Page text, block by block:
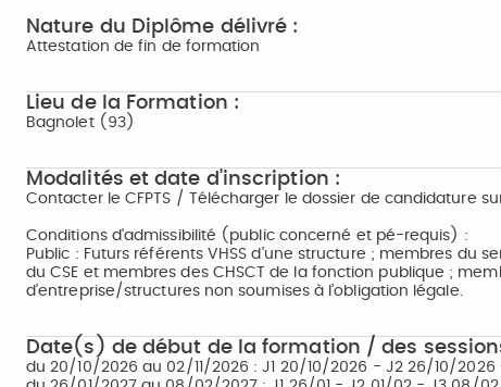
Nature du Diplôme délivré :
Attestation de fin de formation
Lieu de la Formation :
Bagnolet (93)
Modalités et date d'inscription :
Contacter le CFPTS / Télécharger le dossier de candidature sur
Conditions d'admissibilité (public concerné et pé-requis) :
Public : Futurs référents VHSS d’une structure ; membres du
du CSE et membres des CHSCT de la fonction publique ;
d’entreprise/structures non soumises à l’obligation légale.
Date(s) de début de la formation / des
du 20/10/2026 au 02/11/2026 : J1 20/10/2026 - J2 26/10/2026